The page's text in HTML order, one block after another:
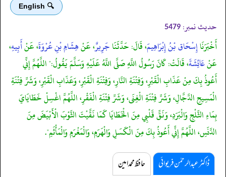
🔍 English
حدیث نمبر: 5479
أَخْبَرَنَاإِسْحَاق بْنُ إِبْرَاهِيمَ، قَالَ: حَدَّثَنَاجَرِيرٌ، عَنْهِشَامِ بْنِ عُرْوَةَ، عَنْأَبِيهِ،
عَنْعَائِشَةَ، قَالَتْ: كَانَ رَسُولُ اللَّهِ صَلَّى اللَّهُ عَلَيْهِ وَسَلَّمَ يَقُولُ:" اللَّهُمَّ إِنِّي
أَعُوذُ بِكَ مِنْ عَذَابِ الْقَبْرِ، وَفِتْنَةِ النَّارِ، وَفِتْنَةِ الْقَبْرِ، وَعَذَابِ الْقَبْرِ، وَشَرِّ فِتْنَةِ
الْمَسِيحِ الدَّجَّالِ، وَشَرِّ فِتْنَةِ الْغِنَى، وَشَرِّ فِتْنَةِ الْفَقْرِ، اللَّهُمَّ اغْسِلْ خَطَايَايَ
بِمَاءِ الثَّلْجِ وَالْبَرَدِ، وَنَقِّ قَلْبِي مِنَ الْخَطَايَا كَمَا نَقَّيْتَ الثَّوْبَ الْأَبْيَضَ مِنَ
الدَّنَسِ، اللَّهُمَّ إِنِّي أَعُوذُ بِكَ مِنَ الْكَسَلِ وَالْهَرَمِ، وَالْمَغْرَمِ وَالْمَأْثَمِ".
ڈاکٹر عبدالرحمٰن فریوائی حافظ محمد امین